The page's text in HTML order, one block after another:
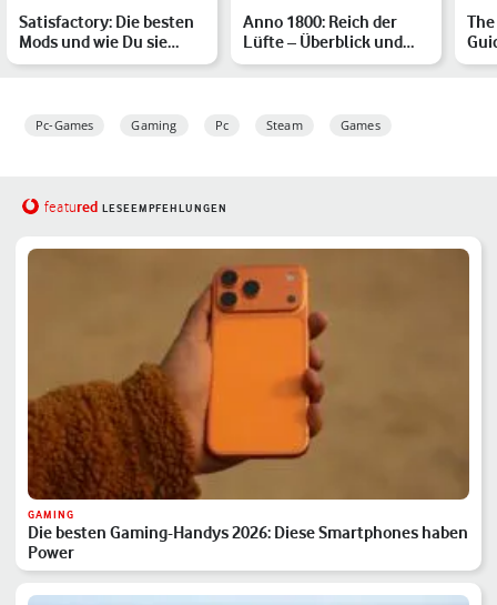
Satisfactory: Die besten
Mods und wie Du sie
installierst
Anno 1800: Reich der
Lüfte – Überblick und
Tipps zum neuen DLC
zu
Pc-Games Gaming Pc Steam Games
featured LESEEMPFEHLUNGEN
GAMING
Die besten Gaming-Handys 2026: Diese Smartphones haben
Power